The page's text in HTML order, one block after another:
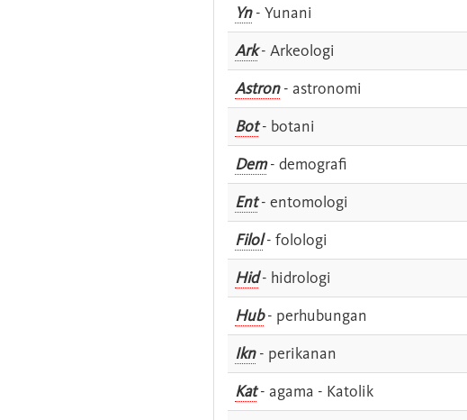
Yn- Yunani
Ark- Arkeologi
Astron- astronomi
Bot- botani
Dem- demografi
Ent- entomologi
Filol- folologi
Hid- hidrologi
Hub- perhubungan
Ikn- perikanan
Kat- agama - Katolik